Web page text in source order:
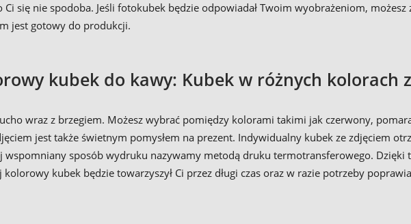
się nie spodoba. Jeśli fotokubek będzie odpowiadał Twoim wyobrażeniom,
jest gotowy do produkcji.
kubek do kawy: Kubek w różnych kolorach
wraz z brzegiem. Możesz wybrać pomiędzy kolorami takimi jak czerwony,
jest także świetnym pomysłem na prezent. Indywidualny kubek ze zdjęciem
wspomniany sposób wydruku nazywamy metodą druku termotransferowego. Dzięki
kolorowy kubek będzie towarzyszył Ci przez długi czas oraz w razie potrzeby